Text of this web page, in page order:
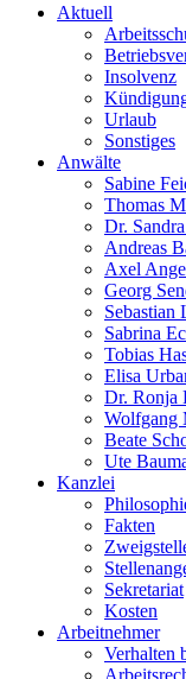
Aktuell
Insolvenz
Urlaub
Sonstiges
Anwälte
Sabine
Thomas
Dr.
Andreas
Axel
Georg
Sebastian
Sabrina
Tobias
Elisa
Dr. Ronja
Wolfgang
Beate
Ute
Kanzlei
Fakten
Sekretariat
Kosten
Arbeitnehmer
Verhalten